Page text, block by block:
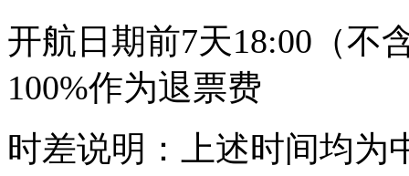
开航日期前7天18:00（不
100%作为退票费
时差说明：上述时间均为